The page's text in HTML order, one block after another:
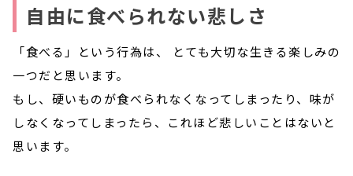
自由に食べられない悲しさ
「食べる」という行為は、 とても大切な生きる楽しみの
一つだと思います。
もし、硬いものが食べられなくなってしまったり、味が
しなくなってしまったら、これほど悲しいことはないと
思います。